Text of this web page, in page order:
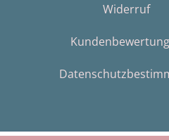
Widerruf